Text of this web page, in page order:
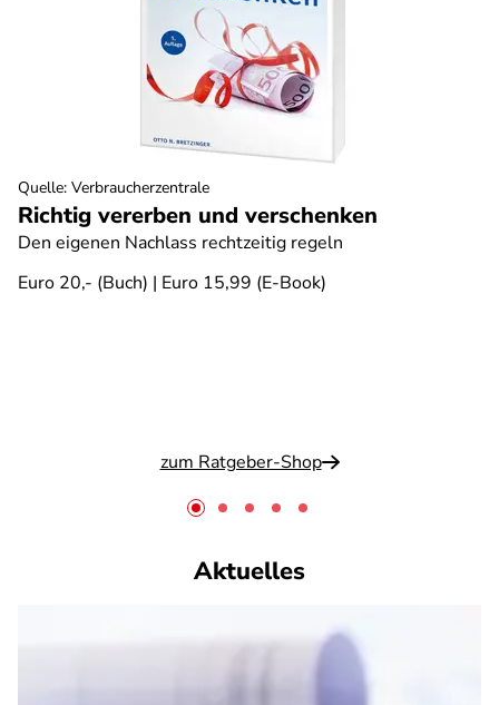
Richtig vererben und verschenken
Den eigenen Nachlass rechtzeitig regeln
Euro 20,- (Buch) | Euro 15,99 (E-Book)
zum Ratgeber-Shop
Quelle: Verbraucherzentrale
Aktuelles